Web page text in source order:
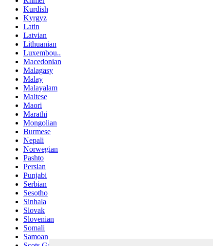
Kurdish
Kyrgyz
Latin
Latvian
Lithuanian
Luxembou..
Macedonian
Malagasy
Malay
Malayalam
Maltese
Maori
Marathi
Mongolian
Burmese
Nepali
Norwegian
Pashto
Persian
Punjabi
Serbian
Sesotho
Sinhala
Slovak
Slovenian
Somali
Samoan